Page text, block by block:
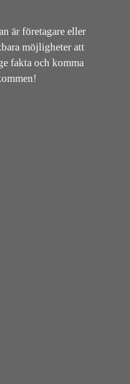
är företagare eller
möjligheter att
fakta och komma